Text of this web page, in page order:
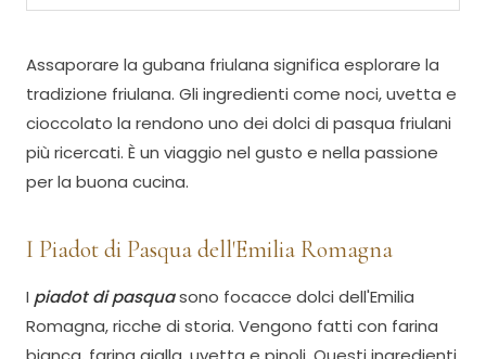
Assaporare la gubana friulana significa esplorare la
tradizione friulana. Gli ingredienti come noci, uvetta e
cioccolato la rendono uno dei dolci di pasqua friulani
più ricercati. È un viaggio nel gusto e nella passione
per la buona cucina.
I Piadot di Pasqua dell'Emilia Romagna
I piadot di pasquasono focacce dolci dell'Emilia
Romagna, ricche di storia. Vengono fatti con farina